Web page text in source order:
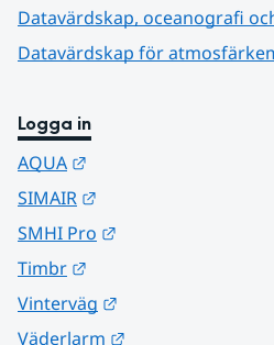
Datavärdskap, oceanografi
Datavärdskap för
Logga in
AQUA
SIMAIR
SMHI Pro
Timbr
Vinterväg
Väderlarm